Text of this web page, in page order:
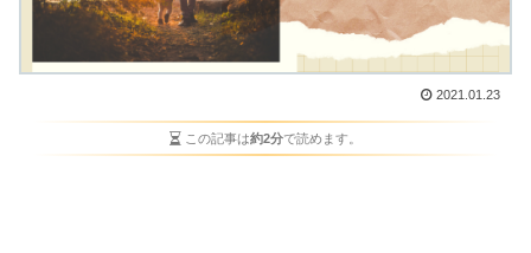
2021.01.23
この記事は約2分で読めます。